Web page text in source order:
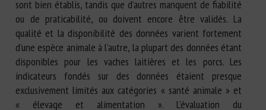
sont bien établis, tandis que d’autres manquent de fiabilité
ou de praticabilité, ou doivent encore être validés. La
qualité et la disponibilité des données varient fortement
d’une espèce animale à l’autre, la plupart des données étant
disponibles pour les vaches laitières et les porcs. Les
indicateurs fondés sur des données étaient presque
exclusivement limités aux catégories « santé animale » et
« élevage et alimentation ». L’évaluation du